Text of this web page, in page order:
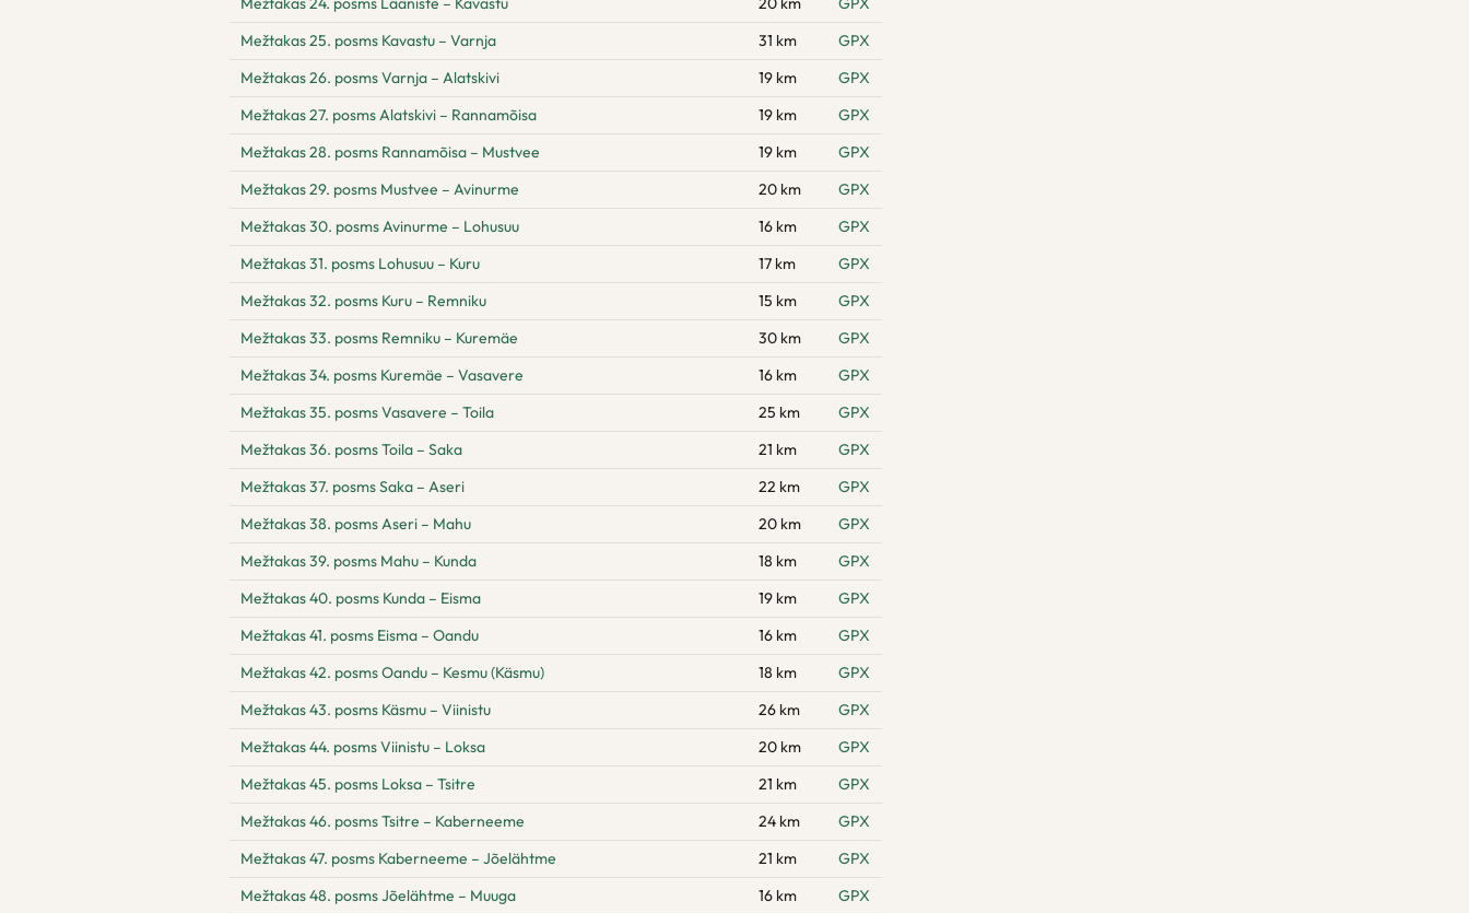
Mežtakas 25. posms Kavastu – Varnja
31 km
GPX
Mežtakas 26. posms Varnja – Alatskivi
19 km
GPX
Mežtakas 27. posms Alatskivi – Rannamõisa
19 km
GPX
Mežtakas 28. posms Rannamõisa – Mustvee
19 km
GPX
Mežtakas 29. posms Mustvee – Avinurme
20 km
GPX
Mežtakas 30. posms Avinurme – Lohusuu
16 km
GPX
Mežtakas 31. posms Lohusuu – Kuru
17 km
GPX
Mežtakas 32. posms Kuru – Remniku
15 km
GPX
Mežtakas 33. posms Remniku – Kuremäe
30 km
GPX
Mežtakas 34. posms Kuremäe – Vasavere
16 km
GPX
Mežtakas 35. posms Vasavere – Toila
25 km
GPX
Mežtakas 36. posms Toila – Saka
21 km
GPX
Mežtakas 37. posms Saka – Aseri
22 km
GPX
Mežtakas 38. posms Aseri – Mahu
20 km
GPX
Mežtakas 39. posms Mahu – Kunda
18 km
GPX
Mežtakas 40. posms Kunda – Eisma
19 km
GPX
Mežtakas 41. posms Eisma – Oandu
16 km
GPX
Mežtakas 42. posms Oandu – Kesmu (Käsmu)
18 km
GPX
Mežtakas 43. posms Käsmu – Viinistu
26 km
GPX
Mežtakas 44. posms Viinistu – Loksa
20 km
GPX
Mežtakas 45. posms Loksa – Tsitre
21 km
GPX
Mežtakas 46. posms Tsitre – Kaberneeme
24 km
GPX
Mežtakas 47. posms Kaberneeme – Jõelähtme
21 km
GPX
Mežtakas 48. posms Jõelähtme – Muuga
16 km
GPX